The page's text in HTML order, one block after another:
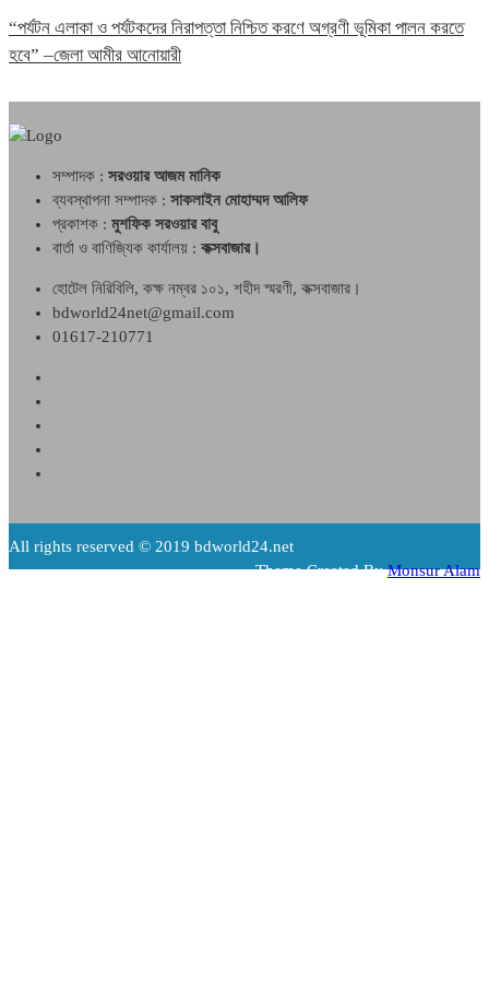
“পর্যটন এলাকা ও পর্যটকদের নিরাপত্তা নিশ্চিত করণে অগ্রণী ভূমিকা পালন করতে
হবে” –জেলা আমীর আনোয়ারী
সম্পাদক : সরওয়ার আজম মানিক
ব্যবস্থাপনা সম্পাদক : সাকলাইন মোহাম্মদ আলিফ
প্রকাশক : মুশফিক সরওয়ার বাবু
বার্তা ও বাণিজ্যিক কার্যালয় : কক্সবাজার।
হোটেল নিরিবিলি, কক্ষ নম্বর ১০১, শহীদ স্মরণী, কক্সবাজার।
bdworld24net@gmail.com
01617-210771
All rights reserved © 2019 bdworld24.net
Theme Created ByMonsur Alam